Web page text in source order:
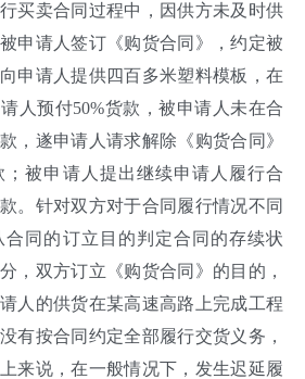
卖合同过程中，因供方未及时供
申请人签订《购货合同》，约定被
申请人提供四百多米塑料模板，在
人预付50%货款，被申请人未在合
，遂申请人请求解除《购货合同》
；被申请人提出继续申请人履行合
。针对双方对于合同履行情况不同
合同的订立目的判定合同的存续状
，双方订立《购货合同》的目的，
人的供货在某高速高路上完成工程
有按合同约定全部履行交货义务，
来说，在一般情况下，发生迟延履